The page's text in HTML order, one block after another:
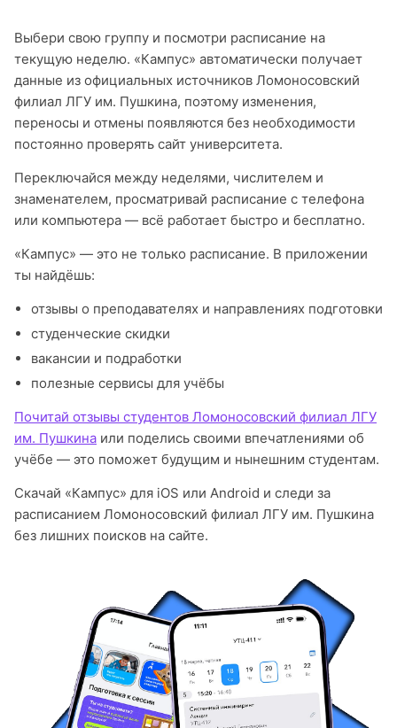
Выбери свою группу и посмотри расписание на
текущую неделю. «Кампус» автоматически получает
данные из официальных источников Ломоносовский
филиал ЛГУ им. Пушкина, поэтому изменения,
переносы и отмены появляются без необходимости
постоянно проверять сайт университета.
Переключайся между неделями, числителем и
знаменателем, просматривай расписание с телефона
или компьютера — всё работает быстро и бесплатно.
«Кампус» — это не только расписание. В приложении
ты найдёшь:
отзывы о преподавателях и направлениях подготовки
студенческие скидки
вакансии и подработки
полезные сервисы для учёбы
Почитай отзывы студентов Ломоносовский филиал ЛГУ
им. Пушкина или поделись своими впечатлениями об
учёбе — это поможет будущим и нынешним студентам.
Скачай «Кампус» для iOS или Android и следи за
расписанием Ломоносовский филиал ЛГУ им. Пушкина
без лишних поисков на сайте.